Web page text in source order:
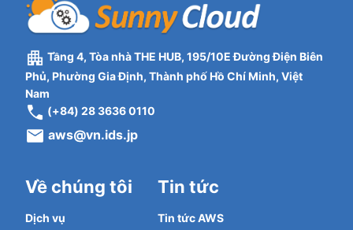
Tầng 4, Tòa nhà THE HUB, 195/10E Đường Điện Biên
Phủ, Phường Gia Định, Thành phố Hồ Chí Minh, Việt
Nam
(+84) 28 3636 0110
aws@vn.ids.jp
Về chúng tôi
Dịch vụ
Tin tức
Tin tức AWS